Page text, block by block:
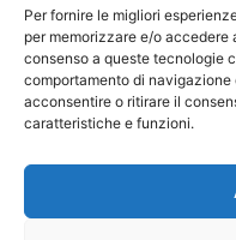
Per fornire le migliori
per memorizzare e/o
consenso a queste tecnologie
comportamento di navigazione
acconsentire o ritirare il
caratteristiche e funzioni.